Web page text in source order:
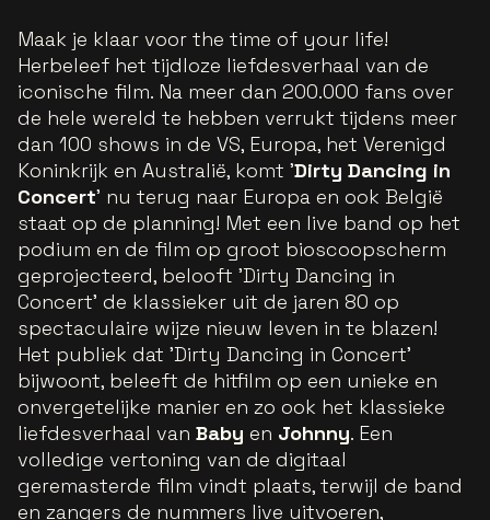
Maak je klaar voor the time of your life!
Herbeleef het tijdloze liefdesverhaal van de
iconische film. Na meer dan 200.000 fans over
de hele wereld te hebben verrukt tijdens meer
dan 100 shows in de VS, Europa, het Verenigd
Koninkrijk en Australië, komt 'Dirty Dancing in
Concert' nu terug naar Europa en ook België
staat op de planning! Met een live band op het
podium en de film op groot bioscoopscherm
geprojecteerd, belooft 'Dirty Dancing in
Concert' de klassieker uit de jaren 80 op
spectaculaire wijze nieuw leven in te blazen!
Het publiek dat 'Dirty Dancing in Concert'
bijwoont, beleeft de hitfilm op een unieke en
onvergetelijke manier en zo ook het klassieke
liefdesverhaal van Baby en Johnny. Een
volledige vertoning van de digitaal
geremasterde film vindt plaats, terwijl de band
en zangers de nummers live uitvoeren,